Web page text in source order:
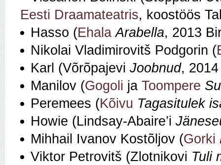
Eesti Draamateatris, koostöös
Hasso (Ehala Arabella, 2013
Nikolai Vladimirovitš Podgorin (
Karl (Võrõpajevi Joobnud,
Manilov (Gogoli ja Toompere
Peremees (Kõivu Tagasitulek
Howie (Lindsay-Abaire’i
Mihhail Ivanov Kostõljov (Gorki
Viktor Petrovitš (Zlotnikovi Tuli